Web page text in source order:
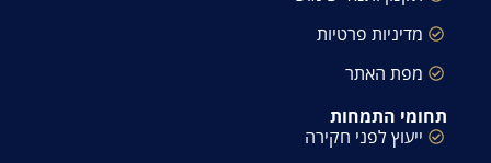
מדיניות פרטיות
מפת האתר
תחומי התמחות
ייעוץ לפני חקירה